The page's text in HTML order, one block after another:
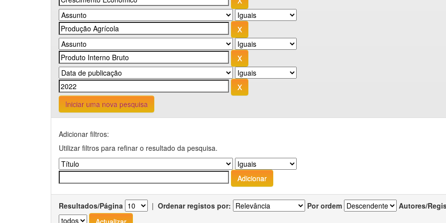
Iniciar uma nova pesquisa
Adicionar filtros:
Utilizar filtros para refinar o resultado da pesquisa.
Resultados/Página | Ordenar registos por: Por ordem Autores/